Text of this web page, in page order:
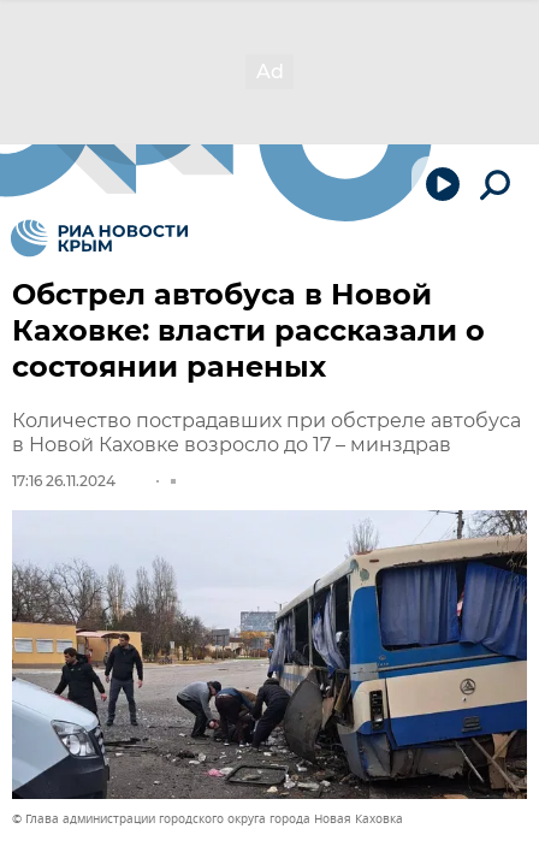
Обстрел автобуса в Новой
Каховке: власти рассказали о
состоянии раненых
Количество пострадавших при обстреле автобуса
в Новой Каховке возросло до 17 – минздрав
17:16 26.11.2024
© Глава администрации городского округа города Новая Каховка